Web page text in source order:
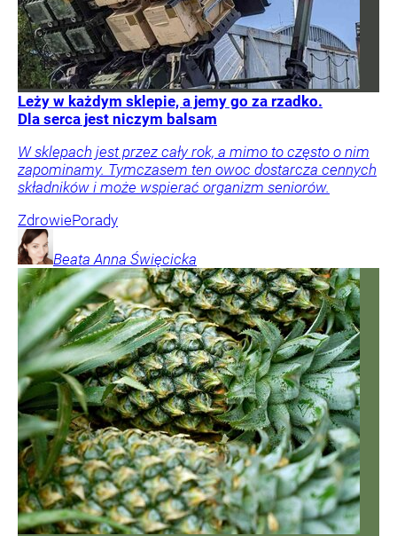
Leży w każdym sklepie, a jemy go za rzadko.
Dla serca jest niczym balsam
W sklepach jest przez cały rok, a mimo to często o nim
zapominamy. Tymczasem ten owoc dostarcza cennych
składników i może wspierać organizm seniorów.
ZdrowiePorady
Beata Anna Święcicka